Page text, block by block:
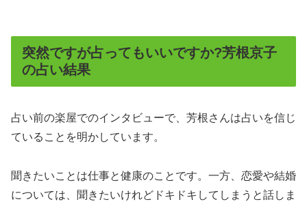
突然ですが占ってもいいですか?芳根京子
の占い結果
占い前の楽屋でのインタビューで、芳根さんは占いを信じ
ていることを明かしています。
聞きたいことは仕事と健康のことです。一方、恋愛や結婚
については、聞きたいけれどドキドキしてしまうと話しま